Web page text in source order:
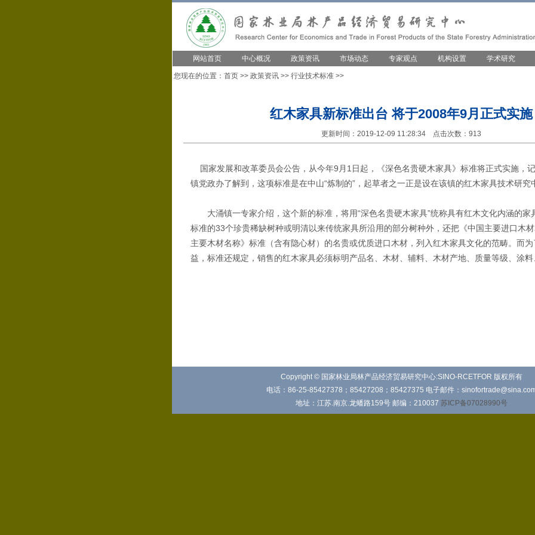
网站首页 中心概况 政策资讯 市场动态 专家观点 机构设置 学术研究
您现在的位置： 首页 >> 政策资讯 >> 行业技术标准 >>
红木家具新标准出台 将于2008年9月正式实施
更新时间：2019-12-09 11:28:34 点击次数：913
国家发展和改革委员会公告，从今年9月1日起，《深色名贵硬木家具》标准将正式实施，
镇党政办了解到，这项标准是在中山“炼制的”，起草者之一正是设在该镇的红木家具技术研究
大涌镇一专家介绍，这个新的标准，将用“深色名贵硬木家具”统称具有红木文化内涵的家
标准的33个珍贵稀缺树种或明清以来传统家具所沿用的部分树种外，还把《中国主要进口木
主要木材名称》标准（含有隐心材）的名贵或优质进口木材，列入红木家具文化的范畴。而
益，标准还规定，销售的红木家具必须标明产品名、木材、辅料、木材产地、质量等级、涂
Copyright © 国家林业局林产品经济贸易研究中心:SINO-RCETFOR 版权所有
电话：86-25-85427378；85427208；85427375 电子邮件：
地址：江苏.南京.龙蟠路159号 邮编：210037 苏ICP备07028990号